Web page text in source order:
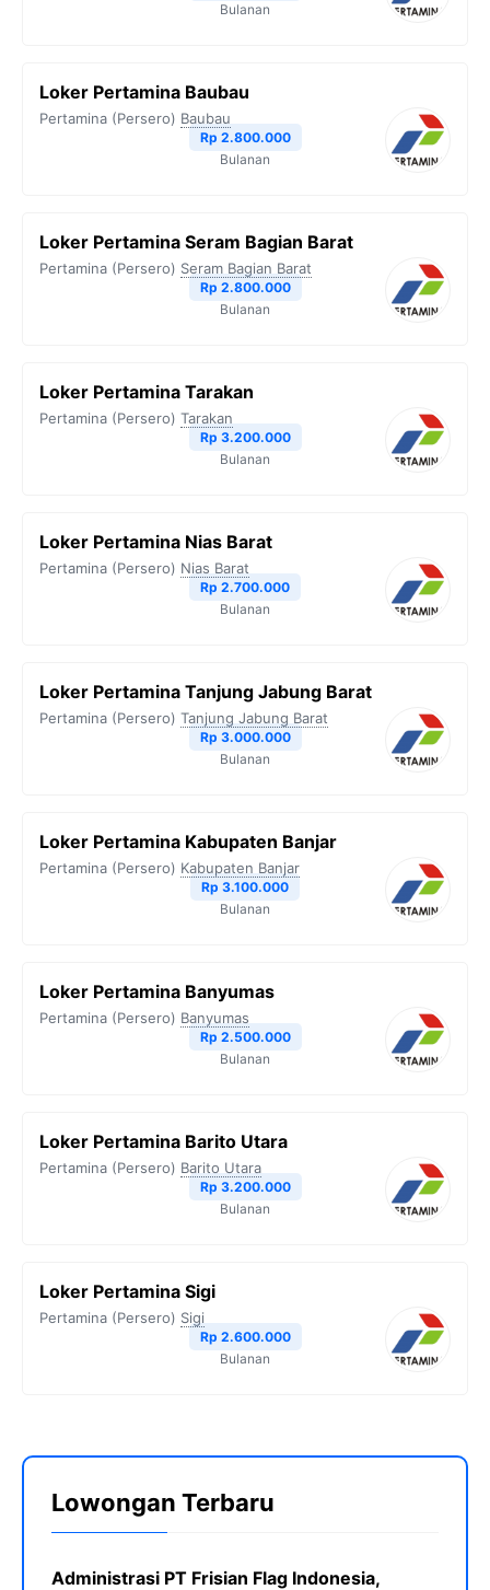
k
Bulanan
Loker Pertamina Baubau
Pertamina (Persero) Baubau
Rp 2.800.000
Bulanan
Loker Pertamina Seram Bagian Barat
Pertamina (Persero) Seram Bagian Barat
Rp 2.800.000
Bulanan
Loker Pertamina Tarakan
Pertamina (Persero) Tarakan
Rp 3.200.000
Bulanan
Loker Pertamina Nias Barat
Pertamina (Persero) Nias Barat
Rp 2.700.000
Bulanan
Loker Pertamina Tanjung Jabung Barat
Pertamina (Persero) Tanjung Jabung Barat
Rp 3.000.000
Bulanan
Loker Pertamina Kabupaten Banjar
Pertamina (Persero) Kabupaten Banjar
Rp 3.100.000
Bulanan
Loker Pertamina Banyumas
Pertamina (Persero) Banyumas
Rp 2.500.000
Bulanan
Loker Pertamina Barito Utara
Pertamina (Persero) Barito Utara
Rp 3.200.000
Bulanan
Loker Pertamina Sigi
Pertamina (Persero) Sigi
Rp 2.600.000
Bulanan
Lowongan Terbaru
Administrasi PT Frisian Flag Indonesia,